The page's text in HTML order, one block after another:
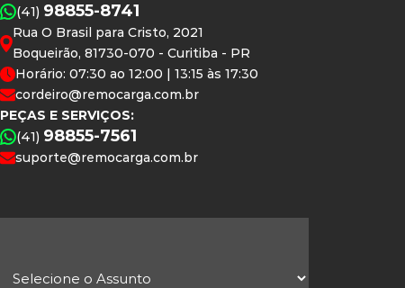
(41) 98855-8741
Rua O Brasil para Cristo, 2021
Boqueirão, 81730-070 - Curitiba - PR
Horário: 07:30 ao 12:00 | 13:15 às 17:30
cordeiro@remocarga.com.br
PEÇAS E SERVIÇOS:
(41) 98855-7561
suporte@remocarga.com.br